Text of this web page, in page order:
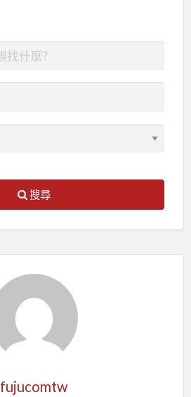
搜尋
fujucomtw